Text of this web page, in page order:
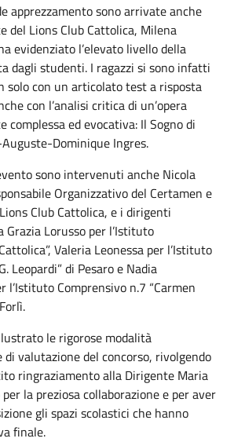
apprezzamento sono arrivate anche
del Lions Club Cattolica, Milena
evidenziato l’elevato livello della
dagli studenti. I ragazzi si sono infatti
solo con un articolato test a risposta
con l’analisi critica di un’opera
complessa ed evocativa: Il Sogno di
Dominique Ingres.
sono intervenuti anche Nicola
Organizzativo del Certamen e
Club Cattolica, e i dirigenti
Grazia Lorusso per l’Istituto
Valeria Leonessa per l’Istituto
Leopardi” di Pesaro e Nadia
l’Istituto Comprensivo n.7 “Carmen
le rigorose modalità
di valutazione del concorso, rivolgendo
ringraziamento alla Dirigente Maria
la preziosa collaborazione e per aver
gli spazi scolastici che hanno
finale.